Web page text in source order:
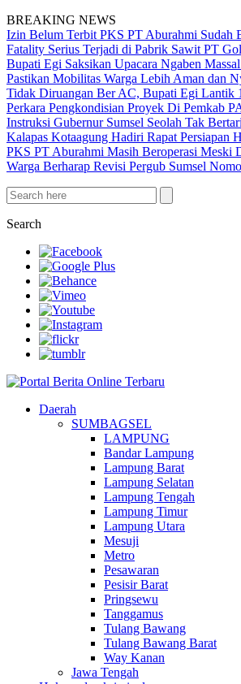
BREAKING NEWS
Izin Belum Terbit PKS PT Aburahmi Sudah
Fatality Serius Terjadi di Pabrik Sawit PT
Bupati Egi Saksikan Upacara Ngaben
Pastikan Mobilitas Warga Lebih Aman dan
Tidak Diruangan Ber AC, Bupati Egi Lantik
Perkara Pengkondisian Proyek Di Pemkab
Instruksi Gubernur Sumsel Seolah Tak
Kalapas Kotaagung Hadiri Rapat Persiapan
PKS PT Aburahmi Masih Beroperasi Meski
Warga Berharap Revisi Pergub Sumsel
Search
Daerah
SUMBAGSEL
LAMPUNG
Bandar Lampung
Lampung Barat
Lampung Selatan
Lampung Tengah
Lampung Timur
Lampung Utara
Mesuji
Metro
Pesawaran
Pesisir Barat
Pringsewu
Tanggamus
Tulang Bawang
Tulang Bawang Barat
Way Kanan
Jawa Tengah